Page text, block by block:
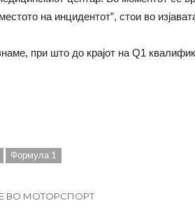
на инцидентот”, стои во
при што до крајот на Q1
Формула 1
ВО МОТОРСПОРТ